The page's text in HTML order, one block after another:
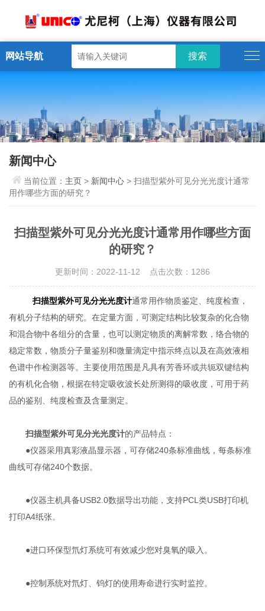
网站导航
新闻中心
当前位置： 主页 > 新闻中心 > 扫描型紫外可见分光光度计通常
用作哪些方面的研究？
扫描型紫外可见分光光度计通常用作哪些方面
的研究？
更新时间：2022-11-12 点击次数：1286
扫描型紫外可见分光光度计通常用作物质鉴定、纯度检查，
有机分子结构的研究。在定量方面，可测定结构比较复杂的化合物
和混合物中各组分的含量，也可以测定物质的离解常数，络合物的
稳定常数，物质分子量鉴别和微量滴定中指示终点以及在高效液相
色谱中作检测器等。主要使用范围是凡具有芳香环或共轭双键结构
的有机化合物，根据在特定吸收波长处所测得的吸收度，可用于药
品的鉴别、纯度检查及含量测定。
扫描型紫外可见分光光度计的产品特点：
●仪器采用真彩液晶显示器，可存储240条标准曲线，每条标准
曲线可存储240个数据。
●仪器主机具备USB2.0数据导出功能，支持PCL类USB打印机
打印A4纸张。
●进口环保型氘灯系统可有效减少您对臭氧的吸入。
●控制系统对氘灯、钨灯的使用寿命进行实时监控。